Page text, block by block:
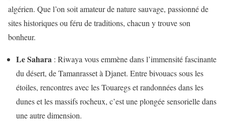
algérien. Que l’on soit amateur de nature sauvage, passionné de
sites historiques ou féru de traditions, chacun y trouve son
bonheur.
Le Sahara : Riwaya vous emmène dans l’immensité fascinante
du désert, de Tamanrasset à Djanet. Entre bivouacs sous les
étoiles, rencontres avec les Touaregs et randonnées dans les
dunes et les massifs rocheux, c’est une plongée sensorielle dans
une autre dimension.